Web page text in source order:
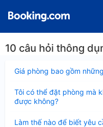
10 câu hỏi thông
Giá phòng bao gồm
thu
Tôi có thể đặt phòng mà
được không?
thu
gọn
Làm thế nào để biết yêu
thu